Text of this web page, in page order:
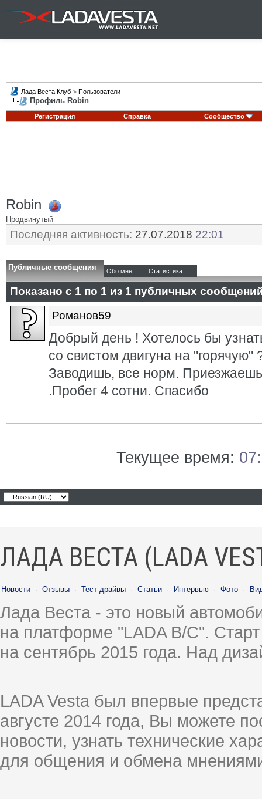
Лада Веста Клуб > Пользователи
Профиль Robin
Регистрация Справка Сообщество
Robin
Продвинутый
Последняя активность: 27.07.2018 22:01
Публичные сообщения Обо мне Статистика
Показано с 1 по 1 из 1 публичных
Романов59
Добрый день ! Хотелось бы
со свистом двигуна на "горячую"
Заводишь, все норм.
.Пробег 4 сотни. Спасибо
Текущее время:
ЛАДА ВЕСТА (LADA
Новости · Отзывы · Тест-драйвы · Статьи · Интервью · Фото ·
Лада Веста - это новый
на платформе "LADA B/C".
на сентябрь 2015 года. Над
LADA Vesta был впервые
августе 2014 года, Вы можете
новости, узнать технические
для общения и обмена